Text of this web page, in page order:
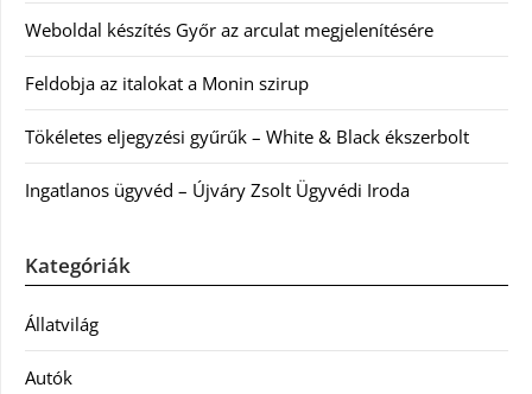
Weboldal készítés Győr az arculat megjelenítésére
Feldobja az italokat a Monin szirup
Tökéletes eljegyzési gyűrűk – White & Black ékszerbolt
Ingatlanos ügyvéd – Újváry Zsolt Ügyvédi Iroda
Kategóriák
Állatvilág
Autók